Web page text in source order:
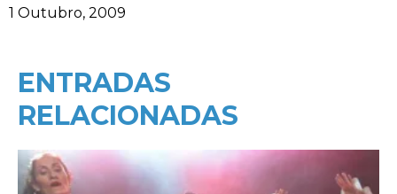
Data
1 Outubro, 2009
ENTRADAS
RELACIONADAS